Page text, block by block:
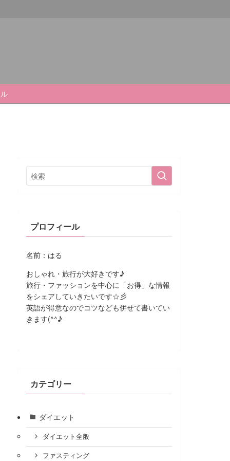
プロフィール
名前：はる
おしゃれ・旅行が大好きです♪
旅行・ファッションを中心に「お得」な情報
をシェアしていきたいです☆彡
英語が得意なのでコツなども併せて書いてい
きます(^^♪
カテゴリー
ダイエット
ダイエット全般
ファスティング